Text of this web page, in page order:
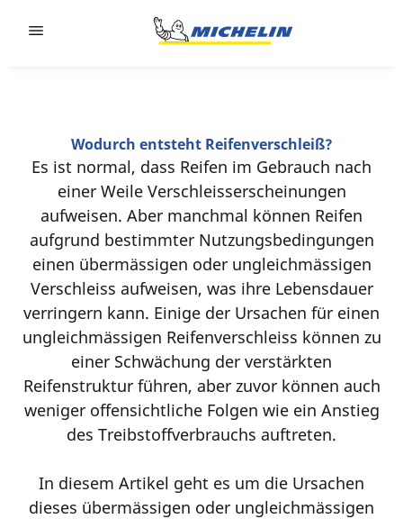
Wodurch entsteht Reifenverschleiß?
Es ist normal, dass Reifen im Gebrauch nach
einer Weile Verschleisserscheinungen
aufweisen. Aber manchmal können Reifen
aufgrund bestimmter Nutzungsbedingungen
einen übermässigen oder ungleichmässigen
Verschleiss aufweisen, was ihre Lebensdauer
verringern kann. Einige der Ursachen für einen
ungleichmässigen Reifenverschleiss können zu
einer Schwächung der verstärkten
Reifenstruktur führen, aber zuvor können auch
weniger offensichtliche Folgen wie ein Anstieg
des Treibstoffverbrauchs auftreten.
In diesem Artikel geht es um die Ursachen
dieses übermässigen oder ungleichmässigen